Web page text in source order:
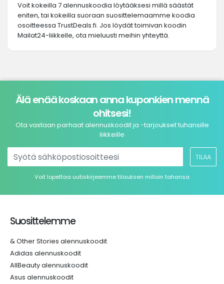
Voit kokeilla 7 alennuskoodia löytääksesi millä säästät
eniten, tai kokeilla suoraan suosittelemaamme koodia
osoitteessa TrustDeals.fi. Jos löydät toimivan koodin
Mailat24-liikkelle, ota mieluusti meihin yhteyttä.
Älä enää koskaan anna kuponkien mennä
ohitsesi!
Ota vastaan parhaat alennuskoodit ja -tarjoukset tuhansille
liikkeille
TILAA
Voit lopettaa uutiskirjeemme tilauksen milloin tahansa
Suosittelemme
& Other Stories alennuskoodit
Adidas alennuskoodit
AllBeauty alennuskoodit
Asus alennuskoodit